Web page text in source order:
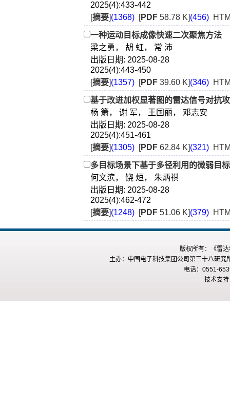
2025(4):433-442
[摘要](1368) [PDF 58.78 K](456)
一种运动目标成像快速二次聚焦方法
梁之勇， 胡 虹， 常 沛
出版日期: 2025-08-28
2025(4):443-450
[摘要](1357) [PDF 39.60 K](346)
基于改进加权显著图的雷达信号对抗
杨 箫， 谢 军， 王国丽， 邓志安
出版日期: 2025-08-28
2025(4):451-461
[摘要](1305) [PDF 62.84 K](321)
多目标场景下基于多径利用的微弱目
何文滨， 饶 烜， 朱炳祺
出版日期: 2025-08-28
2025(4):462-472
[摘要](1248) [PDF 51.06 K](379)
版权所有：《雷
主办：中国电子科技集团公司第三十八研
电话：0551-
技术支